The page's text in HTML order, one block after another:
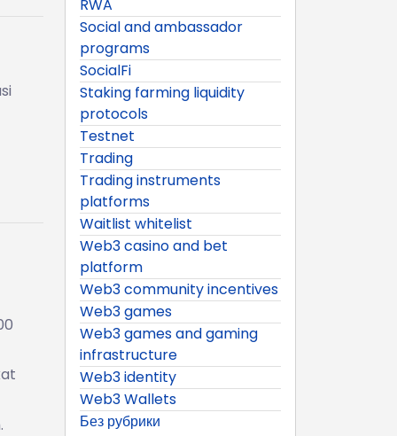
RWA
Social and ambassador
programs
SocialFi
Staking farming liquidity
protocols
Testnet
Trading
Trading instruments
platforms
Waitlist whitelist
Web3 casino and bet
platform
Web3 community incentives
Web3 games
Web3 games and gaming
infrastructure
Web3 identity
Web3 Wallets
Без рубрики